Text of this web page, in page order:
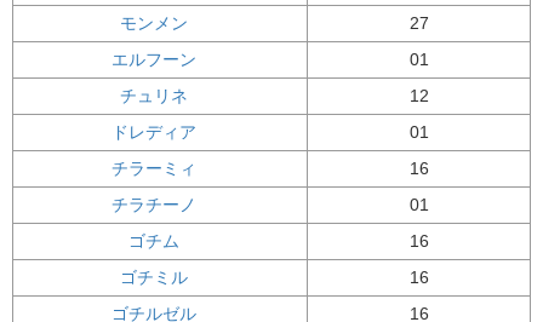
モンメン
27
エルフーン
01
チュリネ
12
ドレディア
01
チラーミィ
16
チラチーノ
01
ゴチム
16
ゴチミル
16
ゴチルゼル
16